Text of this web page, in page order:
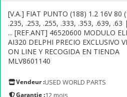
[V.A.] FIAT PUNTO (188) 1.2 16V 80
.235, .253, .255, .333, .353, .639, .63
... [REF.ANT] 46520600 MODULO
AI320 DELPHI PRECIO EXCLUSIVO
ON LINE Y RECOGIDA EN TIENDA
MLV8601140
Vendeur :USED WORLD PARTS
Garantie :12 mois